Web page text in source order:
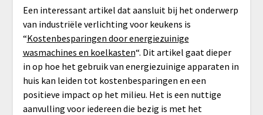
Een interessant artikel dat aansluit bij het onderwerp
van industriële verlichting voor keukens is
“Kostenbesparingen door energiezuinige
wasmachines en koelkasten“. Dit artikel gaat dieper
in op hoe het gebruik van energiezuinige apparaten in
huis kan leiden tot kostenbesparingen en een
positieve impact op het milieu. Het is een nuttige
aanvulling voor iedereen die bezig is met het